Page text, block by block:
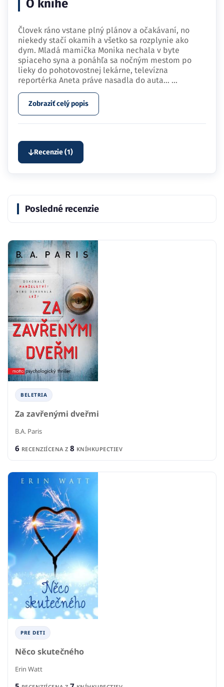
O knihe
Človek ráno vstane plný plánov a očakávaní, no
niekedy stačí okamih a všetko sa rozplynie ako
dym. Mladá mamička Monika nechala v byte
spiaceho syna a ponáhľa sa nočným mestom po
lieky do pohotovostnej lekárne, televízna
reportérka Aneta práve nasadla do auta… ...
Zobraziť celý popis
Recenzie (1)
Posledné recenzie
BELETRIA
Za zavřenými dveřmi
B.A. Paris
6 RECENZIÍCENA Z 8 KNÍHKUPECTIEV
PRE DETI
Něco skutečného
Erin Watt